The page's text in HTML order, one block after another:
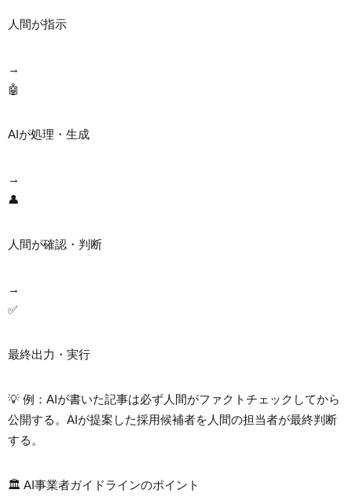
人間が指示
→
🤖
AIが処理・生成
→
👤
人間が確認・判断
→
✅
最終出力・実行
💡 例：AIが書いた記事は必ず人間がファクトチェックしてから
公開する。AIが提案した採用候補者を人間の担当者が最終判断
する。
🏛️ AI事業者ガイドラインのポイント